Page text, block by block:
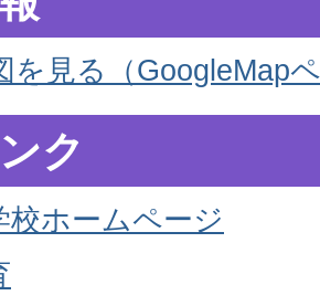
を見る（GoogleMap
ク
校ホームページ